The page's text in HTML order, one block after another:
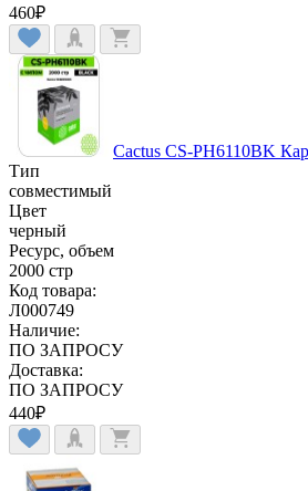
460₽
Cactus CS-PH6110BK
Тип
совместимый
Цвет
черный
Ресурс, объем
2000 стр
Код товара:
Л000749
Наличие:
ПО ЗАПРОСУ
Доставка:
ПО ЗАПРОСУ
440₽